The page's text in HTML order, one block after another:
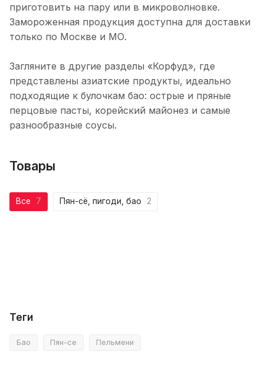
приготовить на пару или в микроволновке.
Замороженная продукция доступна для доставки
только по Москве и МО.
Загляните в другие разделы «Корфуд», где
представлены азиатские продукты, идеально
подходящие к булочкам бао: острые и пряные
перцовые пасты, корейский майонез и самые
разнообразные соусы.
Товары
Все 7 Пян-сё, пигоди, бао 2
Теги
Бао Пян-се Пельмени